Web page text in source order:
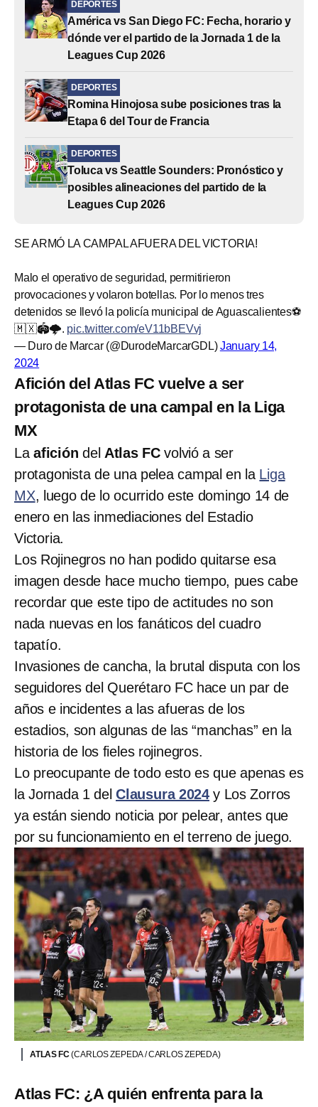
DEPORTES
América vs San Diego FC: Fecha, horario y
dónde ver el partido de la Jornada 1 de la
Leagues Cup 2026
DEPORTES
Romina Hinojosa sube posiciones tras la
Etapa 6 del Tour de Francia
DEPORTES
Toluca vs Seattle Sounders: Pronóstico y
posibles alineaciones del partido de la
Leagues Cup 2026
SE ARMÓ LA CAMPAL AFUERA DEL VICTORIA!
Malo el operativo de seguridad, permitirieron
provocaciones y volaron botellas. Por lo menos tres
detenidos se llevó la policía municipal de Aguascalientes⚽️
🇲🇽🏟🌩. pic.twitter.com/eV11bBEVvj
— Duro de Marcar (@DurodeMarcarGDL)January 14,
2024
Afición del Atlas FC vuelve a ser
protagonista de una campal en la Liga
MX
La afición del Atlas FCvolvió a ser
protagonista de una pelea campal en la Liga
MX, luego de lo ocurrido este domingo 14 de
enero en las inmediaciones del Estadio
Victoria.
Los Rojinegros no han podido quitarse esa
imagen desde hace mucho tiempo, pues cabe
recordar que este tipo de actitudes no son
nada nuevas en los fanáticos del cuadro
tapatío.
Invasiones de cancha, la brutal disputa con los
seguidores del Querétaro FC hace un par de
años e incidentes a las afueras de los
estadios, son algunas de las “manchas” en la
historia de los fieles rojinegros.
Lo preocupante de todo esto es que apenas es
la Jornada 1 delClausura 2024 y Los Zorros
ya están siendo noticia por pelear, antes que
por su funcionamiento en el terreno de juego.
ATLAS FC(CARLOS ZEPEDA / CARLOS ZEPEDA)
Atlas FC: ¿A quién enfrenta para la